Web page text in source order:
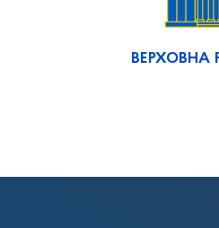
ВЕРХОВНА